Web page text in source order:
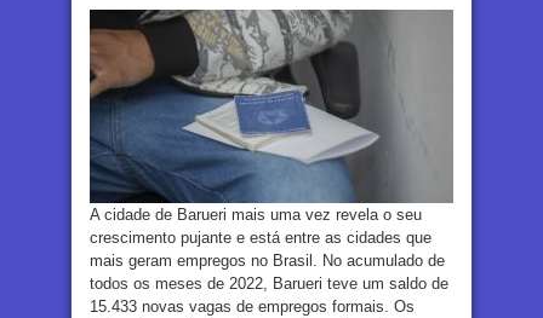
A cidade de Barueri mais uma vez revela o seu
crescimento pujante e está entre as cidades que
mais geram empregos no Brasil. No acumulado de
todos os meses de 2022, Barueri teve um saldo de
15.433 novas vagas de empregos formais. Os